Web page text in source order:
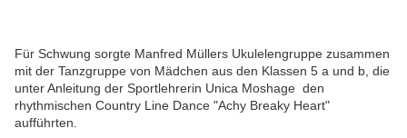
Für Schwung sorgte Manfred Müllers Ukulelengruppe zusammen
mit der Tanzgruppe von Mädchen aus den Klassen 5 a und b, die
unter Anleitung der Sportlehrerin Unica Moshage den
rhythmischen Country Line Dance "Achy Breaky Heart"
aufführten.